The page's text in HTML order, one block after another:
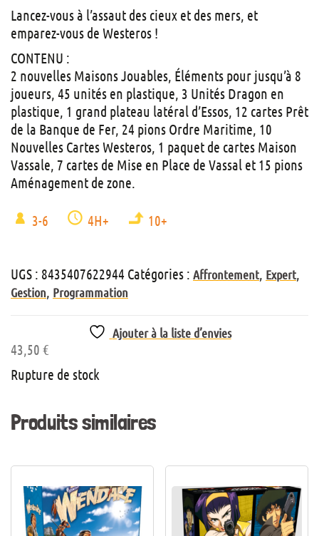
Lancez-vous à l’assaut des cieux et des mers, et
emparez-vous de Westeros !
CONTENU :
2 nouvelles Maisons Jouables, Éléments pour jusqu’à 8
joueurs, 45 unités en plastique, 3 Unités Dragon en
plastique, 1 grand plateau latéral d’Essos, 12 cartes Prêt
de la Banque de Fer, 24 pions Ordre Maritime, 10
Nouvelles Cartes Westeros, 1 paquet de cartes Maison
Vassale, 7 cartes de Mise en Place de Vassal et 15 pions
Aménagement de zone.
3-6 4H+ 10+
UGS : 8435407622944 Catégories : Affrontement, Expert,
Gestion, Programmation
Ajouter à la liste d’envies
43,50 €
Rupture de stock
Produits similaires